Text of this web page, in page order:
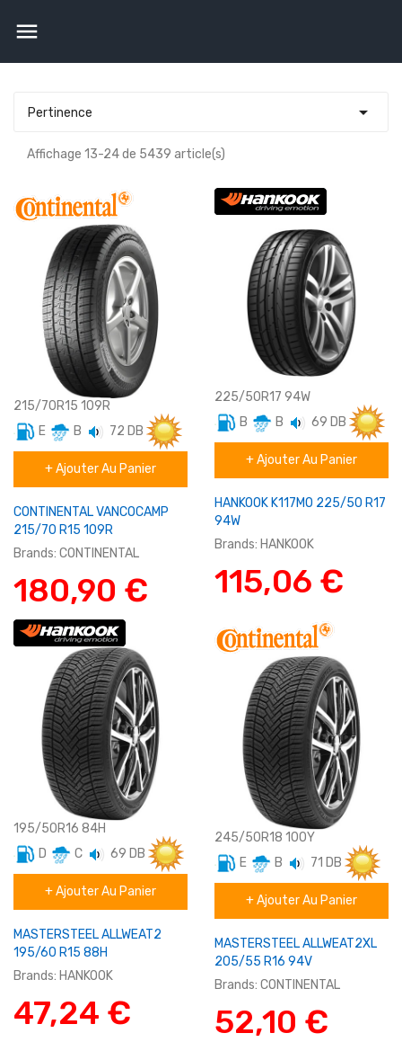

Pertinence 
Affichage 13-24 de 5439 article(s)
215/70R15 109R
E
B
72 DB
Utilitaire
+ Ajouter Au Panier
CONTINENTAL VANCOCAMP
215/70 R15 109R
Brands: CONTINENTAL
180,90 €
225/50R17 94W
B
B
69 DB
tourisme
+ Ajouter Au Panier
HANKOOK K117MO 225/50 R17
94W
Brands: HANKOOK
115,06 €
195/50R16 84H
D
C
69 DB
tourisme
+ Ajouter Au Panier
MASTERSTEEL ALLWEAT2
195/60 R15 88H
Brands: HANKOOK
47,24 €
245/50R18 100Y
E
B
71 DB
Runflat
+ Ajouter Au Panier
MASTERSTEEL ALLWEAT2XL
205/55 R16 94V
Brands: CONTINENTAL
52,10 €